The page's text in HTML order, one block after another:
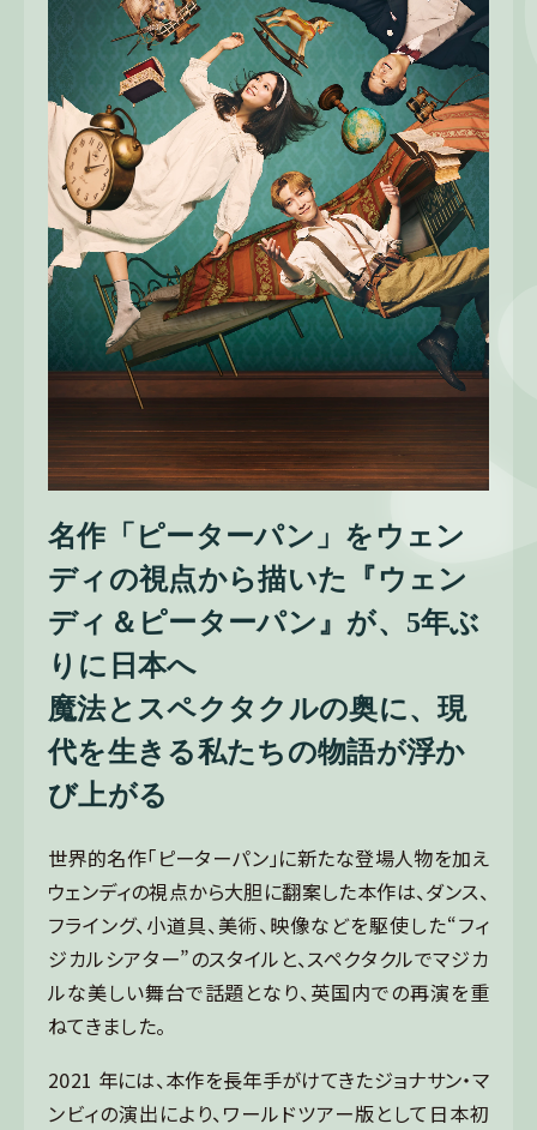
名作「ピーターパン」をウェン
ディの視点から描いた
『ウェン
ディ＆ピーターパン』が、5年ぶ
りに日本へ
魔法とスペクタクルの奥に、現
代を生きる私たちの物語が浮か
び上がる
世界的名作「ピーターパン」に新たな登場人物を加え
ウェンディの視点から大胆に翻案した本作は、ダンス、
フライング、小道具、美術、映像などを駆使した“フィ
ジカルシアター”のスタイルと、スペクタクルでマジカ
ルな美しい舞台で話題となり、英国内での再演を重
ねてきました。
2021 年には、本作を長年手がけてきたジョナサン・マ
ンビィの演出により、ワールドツアー版として日本初